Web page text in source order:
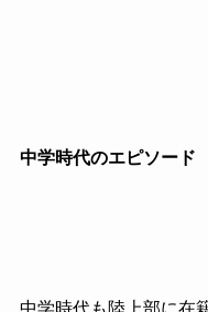
中学時代のエピソード
中学時代も陸上部に在